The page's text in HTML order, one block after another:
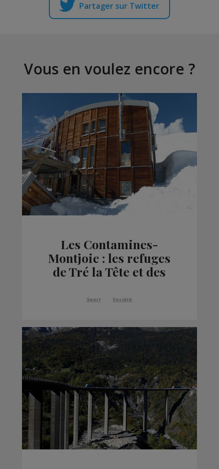
Partager sur Twitter
Vous en voulez encore ?
Les Contamines-
Montjoie : les refuges
de Tré la Tête et des
pour la saison
Sport Société